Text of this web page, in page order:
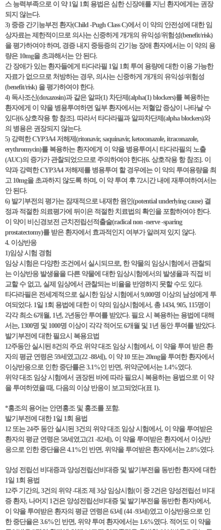
스 능력부족으로 이 약 1일 1회 용법은 심한 신장애를 지닌 환자에게는 권장
되지 않는다.
3) 중증 간기능부전 환자(Child -Pugh Class C)에서 이 약의 안전성에 대한 임
상자료는 제한적이므로 의사는 신중하게 개개의 유익성/위험성(benefit/risk)
을 평가하여야 하며, 경증 내지 중등증의 간기능 장애 환자에서는 이 약의 용
량은 10mg을 초과해서는 안 된다.
간 장애가 있는 환자들에게 타다라필 1일 1회 투여 용량에 대한 이용 가능한
자료가 없으므로 처방하는 경우, 의사는 신중하게 개개의 유익성/위험성
(benefit/risk) 을 평가하여야 한다.
4) 독사조신(doxazosin)과 같은 알파(1) 차단제(alpha(1) blockers)를 복용하는
환자에게 이 약을 병용투여하면 일부 환자에서는 저혈압 증상이 나타날 수
있다[6.상호작용 항 참조]. 따라서 타다라필과 알파차단제(alpha blockers)와
의 병용은 권장되지 않는다.
5) 강력한 CYP3A4 저해제(ritonavir, saquinavir, ketoconazole, itraconazole,
erythromycin)를 복용하는 환자에게 이 약을 병용투여시 타다라필의 노출
(AUC)의 증가가 관찰되었으므로 주의하여야 한다[6. 상호작용 항 참조]. 이
약과 강력한 CYP3A4 저해제를 병용투여 할 경우에는 이 약의 투여용량을 최
고 10mg을 초과하지 않도록 하며, 이 약 투여 후 72시간 내에 재투여하여서는
안 된다.
6) 발기부전의 평가는 잠재적으로 내재한 원인(potential underlying cause) 결
정과 적절한 의료평가에 뒤이은 적절한 치료법의 확인을 포함하여야 한다.
이 약이 비신경보전 근치전립선적출술(radical non -nerve -sparing
prostatectomy)를 받은 환자에서 효과적인지 여부가 알려져 있지 않다.
4. 이상반응
1)임상 시험 경험
임상 시험은 다양한 조건에서 실시되므로, 한 약물의 임상시험에서 관찰되
는 이상반응 발생율을 다른 약물에 대한 임상시험에서의 발생율과 직접 비
교할 수 없고, 실제 임상에서 관찰되는 비율을 반영하지 못할 수도 있다.
타다라필은 전세계적으로 실시한 임상 시험에서 9,000명 이상의 남성에게 투
여되었다. 1일 1회 용법에 대한 이 약의 임상시험에서, 총 1434, 905, 115명이
각각 최소 6개월, 1년, 2년동안 투여를 받았다. 필요 시 복용하는 용법에 대해
서는, 1300명 및 1000명 이상이 각각 적어도 6개월 및 1년 동안 투여를 받았다.
발기부전에 대한 필요시 복용요법
12주동안 실시된 8건의 주요 위약 대조 임상 시험에서, 이 약을 투여 받은 환
자의 평균 연령은 59세였고(22 -88세), 이 약 10 또는 20mg을 투여한 환자에서
이상반응으로 인한 중단률은 3.1%인 반면, 위약군에서는 1.4%였다.
위약 대조 임상 시험에서 권장된 바에 따라 필요시 복용하는 용법으로 이 약
을 투여하였을 때, 다음의 이상 반응이 보고되었다(표 1).
*홍조의 용어는 안면홍조 및 홍조를 포함.
발기부전에 대한 1일 1회 용법
12 또는 24주 동안 실시된 3건의 위약 대조 임상 시험에서, 이 약을 투여받은
환자의 평균 연령은 58세였고(21 -82세), 이 약을 투여받은 환자에서 이상반
응으로 인한 중단율은 4.1%인 반면, 위약을 투여받은 환자에서는 2.8%였다.
양성 전립선 비대증과 양성전립선비대증 및 발기부전을 동반한 환자에 대한
1일 1회 용법
12주 기간의, 3건의 위약 -대조 제 3상 임상시험(이 중 2건은 양성전립선 비대
증 환자, 나머지 1건은 양성전립선비대증 및 발기부전을 동반한 환자)에서,
이 약을 투여받은 환자의 평균 연령은 63세 (44 -93세)였고 이상반응으로 인
한 중단율은 3.6%인 반면, 위약 투여 환자에서는 1.6%였다. 적어도 이 약을